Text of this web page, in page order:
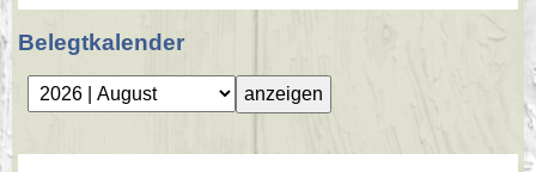
Belegtkalender